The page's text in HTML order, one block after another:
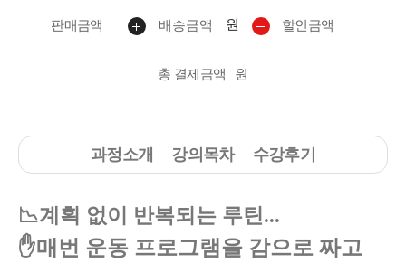
판매금액 배송금액 원 할인금액
총 결제금액 원
과정소개 강의목차 수강후기
📉계획 없이 반복되는 루틴...
✋매번 운동 프로그램을 감으로 짜고